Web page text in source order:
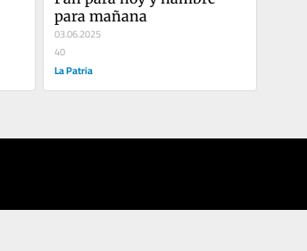
para mañana
03.06.2025
40
La Patria